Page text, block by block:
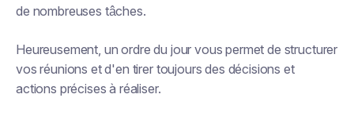
de nombreuses tâches.
Heureusement, un ordre du jour vous permet de structurer
vos réunions et d'en tirer toujours des décisions et
actions précises à réaliser.